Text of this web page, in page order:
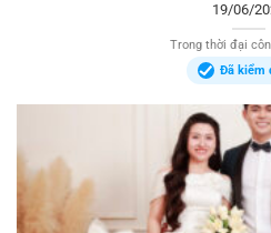
19/06/
Trong thời đại
Đã kiểm